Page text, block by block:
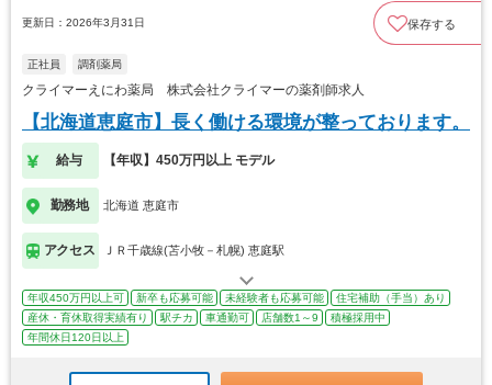
更新日：2026年3月31日 保存する
正社員 調剤薬局
クライマーえにわ薬局 株式会社クライマーの薬剤師求人
【北海道恵庭市】長く働ける環境が整っております。
給与 【年収】450万円以上 モデル
勤務地 北海道 恵庭市
アクセス ＪＲ千歳線(苫小牧－札幌) 恵庭駅
年収450万円以上可 新卒も応募可能 未経験者も応募可能
住宅補助（手当）あり
産休・育休取得実績有り
駅チカ 車通勤可 店舗数1～9
積極採用中
年間休日120日以上